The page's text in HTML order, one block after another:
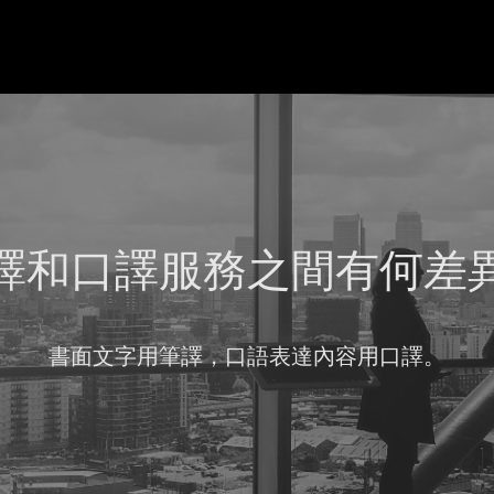
和口譯服務之間有何差
書面文字用筆譯，口語表達內容用口譯。